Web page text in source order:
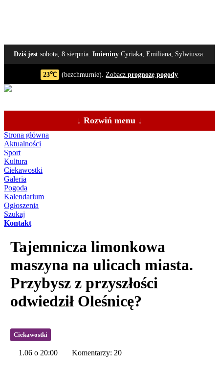
Dziś jest sobota, 8 sierpnia.Imieniny Cyriaka, Emiliana, Sylwiusza.
23℃ (bezchmurnie).Zobaczprognozę pogody
↓ Rozwiń menu ↓
Strona główna
Aktualności
Sport
Kultura
Ciekawostki
Galeria
Pogoda
Kalendarium
Ogłoszenia
Szukaj
Kontakt
Tajemnicza limonkowa
maszyna na ulicach miasta.
Przybysz z przyszłości
odwiedził Oleśnicę?
Ciekawostki
1.06 o 20:00 Komentarzy: 20